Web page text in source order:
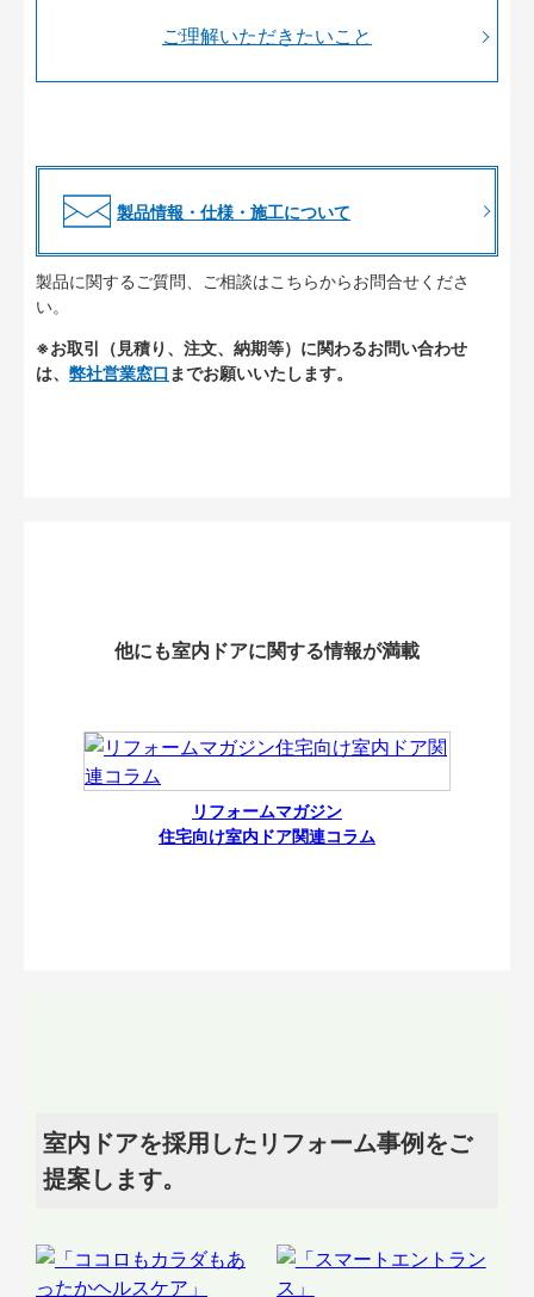
ご理解いただきたいこと
製品情報・仕様・施工について
製品に関するご質問、ご相談はこちらからお問合せくださ
い。
※お取引（見積り、注文、納期等）に関わるお問い合わせ
は、 弊社営業窓口 までお願いいたします。
他にも室内ドアに関する情報が満載
リフォームマガジン
住宅向け室内ドア関連コラム
室内ドアを採用したリフォーム事例をご
提案します。